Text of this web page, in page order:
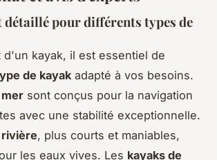
détaillé pour différents types de
d'un kayak, il est essentiel de
de kayak adapté à vos besoins.
mer sont conçus pour la navigation
avec une stabilité exceptionnelle.
rivière, plus courts et maniables,
les eaux vives. Les kayaks de